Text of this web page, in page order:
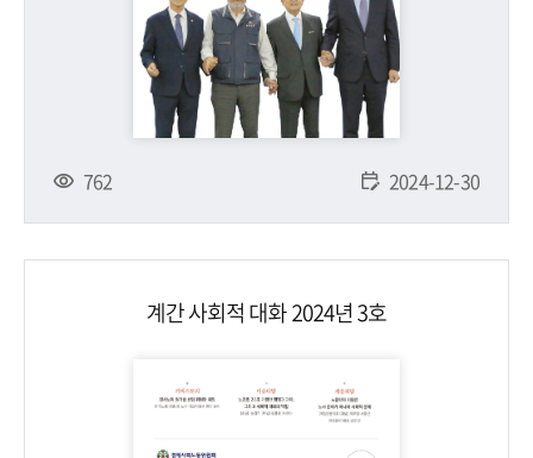
762 2024-12-30
계간 사회적 대화 2024년 3호